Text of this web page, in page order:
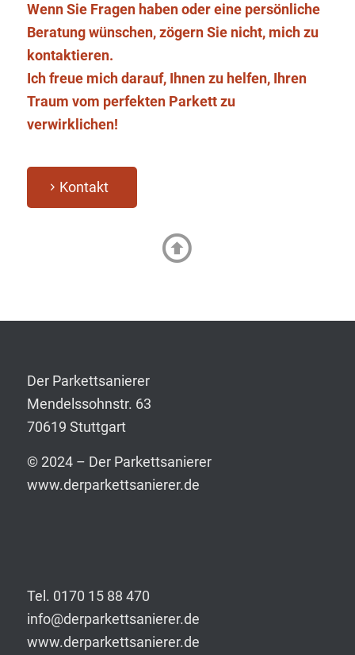
Wenn Sie Fragen haben oder eine persönliche
Beratung wünschen, zögern Sie nicht, mich zu
kontaktieren.
Ich freue mich darauf, Ihnen zu helfen, Ihren
Traum vom perfekten Parkett zu
verwirklichen!
Kontakt
Der Parkettsanierer
Mendelssohnstr. 63
70619 Stuttgart
© 2024 – Der Parkettsanierer
www.derparkettsanierer.de
Tel. 0170 15 88 470
info@derparkettsanierer.de
www.derparkettsanierer.de